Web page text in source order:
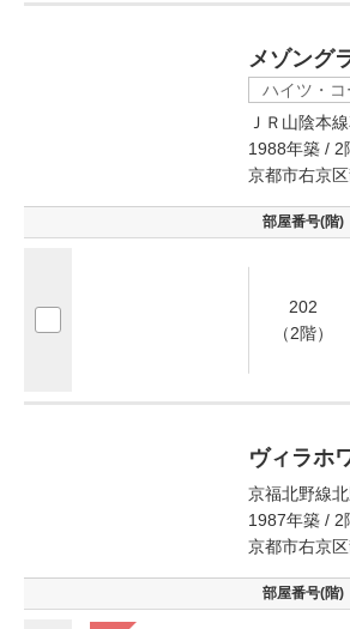
メゾング
ハイツ・コ
ＪＲ山陰本
1988年築 / 2
京都市右京
部屋番号(階)
202
（2階）
ヴィラホ
京福北野線
1987年築 / 2
京都市右京
部屋番号(階)